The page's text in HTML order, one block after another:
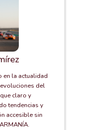
en la actualidad
del
claro y
tendencias y
accesible sin